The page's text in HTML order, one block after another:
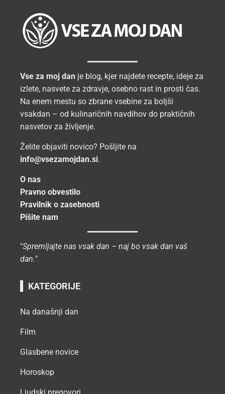
Vse za moj dan je blog, kjer najdete recepte, ideje za
izlete, nasvete za zdravje, osebno rast in prosti čas.
Na enem mestu so zbrane vsebine za boljši
vsakdan – od kulinaričnih navdihov do praktičnih
nasvetov za življenje.
Želite objaviti novico? Pošljite na
info@vsezamojdan.si.
O nas
Pravno obvestilo
Pravilnik o zasebnosti
Pišite nam
"Spremljajte nas vsak dan – naj bo vsak dan vaš
dan."
KATEGORIJE
Na današnji dan
Film
Glasbene novice
Horoskop